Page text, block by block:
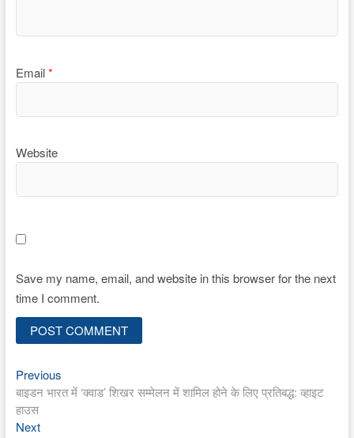
Email*
Website
Save my name, email, and website in this browser for the next
time I comment.
Post
navigation
PreviousPrevious
post:
बाइडन भारत में ‘क्वाड’ शिखर सम्मेलन में शामिल होने के लिए प्रतिबद्ध: व्हाइट
हाउस
NextNext